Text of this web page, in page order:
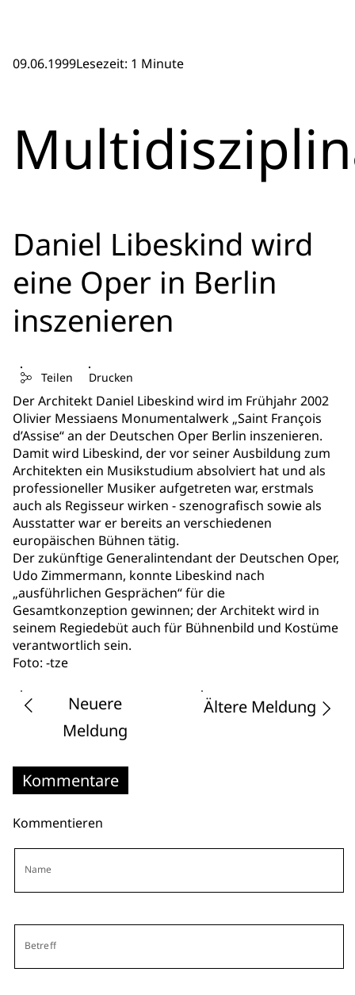
09.06.1999Lesezeit: 1 Minute
Daniel Libeskind wird
eine Oper in Berlin
inszenieren
Teilen Drucken
Der Architekt Daniel Libeskind wird im Frühjahr 2002
Olivier Messiaens Monumentalwerk „Saint François
d’Assise“ an der Deutschen Oper Berlin inszenieren.
Damit wird Libeskind, der vor seiner Ausbildung zum
Architekten ein Musikstudium absolviert hat und als
professioneller Musiker aufgetreten war, erstmals
auch als Regisseur wirken - szenografisch sowie als
Ausstatter war er bereits an verschiedenen
europäischen Bühnen tätig.
Der zukünftige Generalintendant der Deutschen Oper,
Udo Zimmermann, konnte Libeskind nach
„ausführlichen Gesprächen“ für die
Gesamtkonzeption gewinnen; der Architekt wird in
seinem Regiedebüt auch für Bühnenbild und Kostüme
verantwortlich sein.
Foto: -tze
Neuere
Meldung
Ältere Meldung
Kommentare
Kommentieren
Name
Betreff